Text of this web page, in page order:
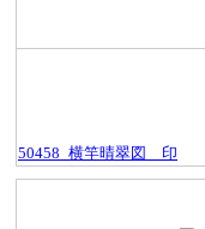
50458_横竿晴翠図＿印